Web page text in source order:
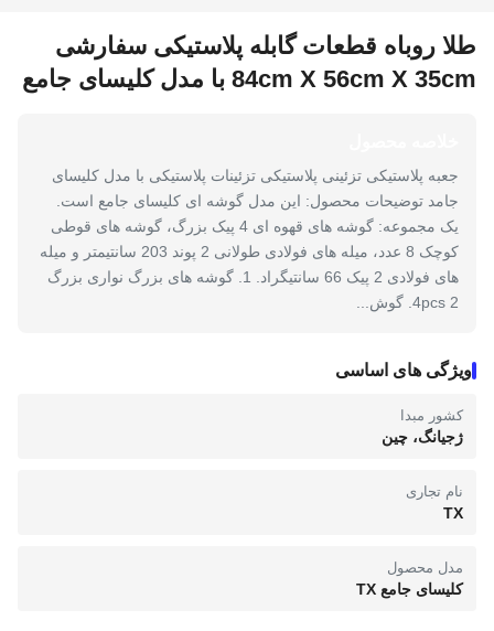
طلا روباه قطعات گابله پلاستیکی سفارشی
84cm X 56cm X 35cm با مدل کلیسای جامع
جعبه پلاستیکی تزئینی پلاستیکی تزئینات پلاستیکی با مدل کلیسای
جامد توضیحات محصول: این مدل گوشه ای کلیسای جامع است.
یک مجموعه: گوشه های قهوه ای 4 پیک بزرگ، گوشه های قوطی
کوچک 8 عدد، میله های فولادی طولانی 2 پوند 203 سانتیمتر و میله
های فولادی 2 پیک 66 سانتیگراد. 1. گوشه های بزرگ نواری بزرگ
4pcs 2. گوش...
ویژگی های اساسی
کشور مبدا
ژجیانگ، چین
نام تجاری
TX
مدل محصول
کلیسای جامع TX